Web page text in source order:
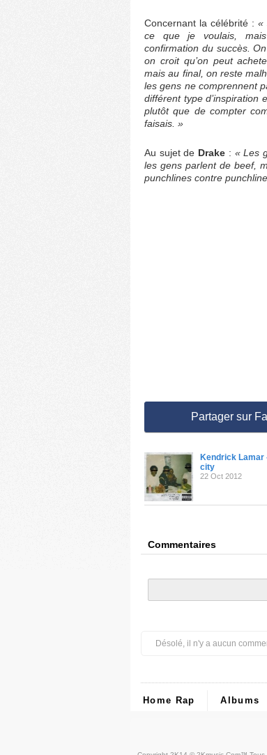
Concernant la célébrité : «
ce que je voulais,
confirmation du succès.
on croit qu’on peut
mais au final, on reste
les gens ne comprennent
différent type d’inspiration
plutôt que de compter
faisais. »
Au sujet de Drake : « Les
les gens parlent de beef,
punchlines contre
Partager sur
Kendrick Lamar
city
22 Oct 2012
Commentaires
Désolé, il n'y a aucun
Home Rap Albums